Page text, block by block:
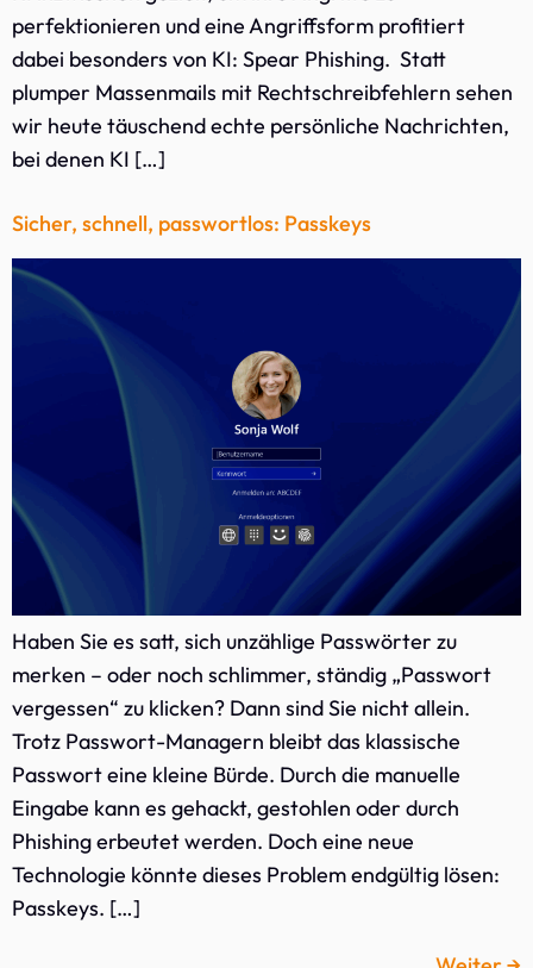
perfektionieren und eine Angriffsform profitiert
dabei besonders von KI: Spear Phishing. Statt
plumper Massenmails mit Rechtschreibfehlern sehen
wir heute täuschend echte persönliche Nachrichten,
bei denen KI […]
Sicher, schnell, passwortlos: Passkeys
Haben Sie es satt, sich unzählige Passwörter zu
merken – oder noch schlimmer, ständig „Passwort
vergessen“ zu klicken? Dann sind Sie nicht allein.
Trotz Passwort-Managern bleibt das klassische
Passwort eine kleine Bürde. Durch die manuelle
Eingabe kann es gehackt, gestohlen oder durch
Phishing erbeutet werden. Doch eine neue
Technologie könnte dieses Problem endgültig lösen:
Passkeys. […]